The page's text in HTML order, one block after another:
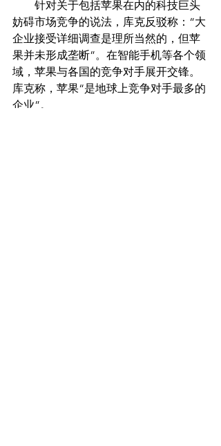
针对关于包括苹果在内的科技巨头
妨碍市场竞争的说法，库克反驳称：“大
企业接受详细调查是理所当然的，但苹
果并未形成垄断”。在智能手机等各个领
域，苹果与各国的竞争对手展开交锋。
库克称，苹果“是地球上竞争对手最多的
企业”。